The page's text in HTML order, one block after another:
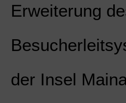
Erweiterung
der Insel